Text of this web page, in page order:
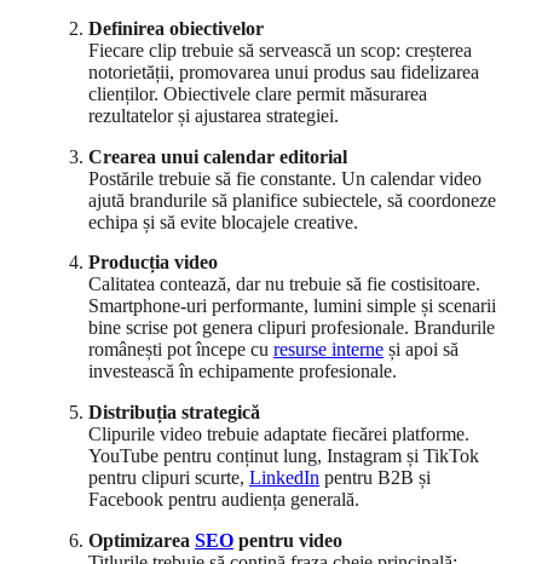
Definirea obiectivelor
Fiecare clip trebuie să servească un scop: creșterea
notorietății, promovarea unui produs sau fidelizarea
clienților. Obiectivele clare permit măsurarea
rezultatelor și ajustarea strategiei.
Crearea unui calendar editorial
Postările trebuie să fie constante. Un calendar video
ajută brandurile să planifice subiectele, să coordoneze
echipa și să evite blocajele creative.
Producția video
Calitatea contează, dar nu trebuie să fie costisitoare.
Smartphone-uri performante, lumini simple și scenarii
bine scrise pot genera clipuri profesionale. Brandurile
românești pot începe cu resurse interne și apoi să
investească în echipamente profesionale.
Distribuția strategică
Clipurile video trebuie adaptate fiecărei platforme.
YouTube pentru conținut lung, Instagram și TikTok
pentru clipuri scurte, LinkedIn pentru B2B și
Facebook pentru audiența generală.
Optimizarea SEO pentru video